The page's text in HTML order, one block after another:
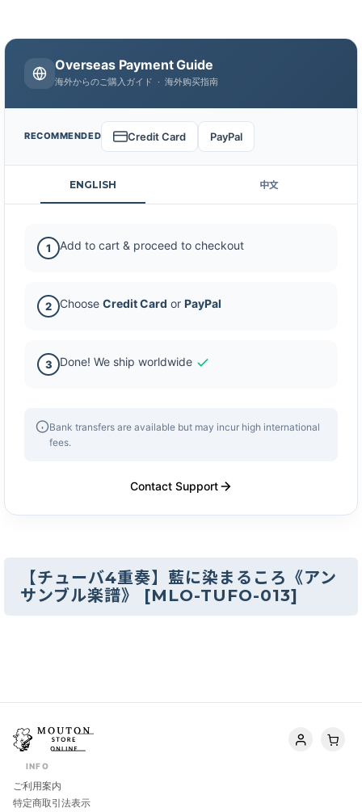
【チューバ4重奏】藍に染まるころ《アン
サンブル楽譜》
[MLO-TUFO-013]
Overseas Payment Guide
海外からのご購入ガイド · 海外购买指南
RECOMMENDED Credit Card PayPal
ENGLISH 中文
1 Add to cart & proceed to checkout
2 Choose Credit Card or PayPal
3 Done! We ship worldwide
Bank transfers are available but may incur high international
fees.
Contact Support
INFO
ご利用案内
特定商取引法表示